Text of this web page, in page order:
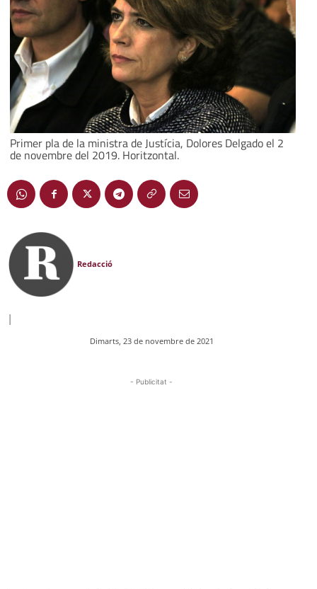
Primer pla de la ministra de Justícia, Dolores Delgado el 2
de novembre del 2019. Horitzontal.
Redacció
|
Dimarts, 23 de novembre de 2021
- Publicitat -